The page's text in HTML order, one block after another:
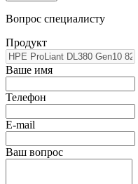
Вопрос специалисту
Продукт
Ваше имя
Телефон
E-mail
Ваш вопрос